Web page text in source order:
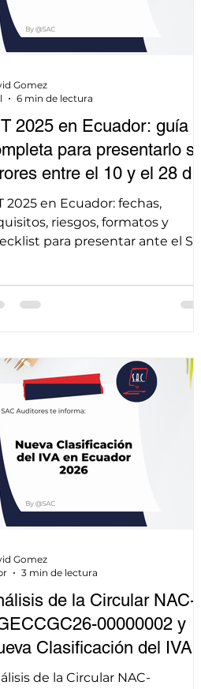
2025 en Ecuador: guía
para presentarlo sin
entre el 10 y el 28 de
de 2026
2025 en Ecuador: fechas,
riesgos, formatos y
para presentar ante el SRI
Gomez
6 min de lectura
de la Circular NAC-
00000002 y
Clasificación del IVA
Ecuador 2026: desafíos de
de la Circular NAC-
Gomez
3 min de lectura